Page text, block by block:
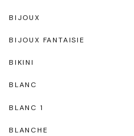
BIJOUX
BIJOUX FANTAISIE
BIKINI
BLANC
BLANC 1
BLANCHE